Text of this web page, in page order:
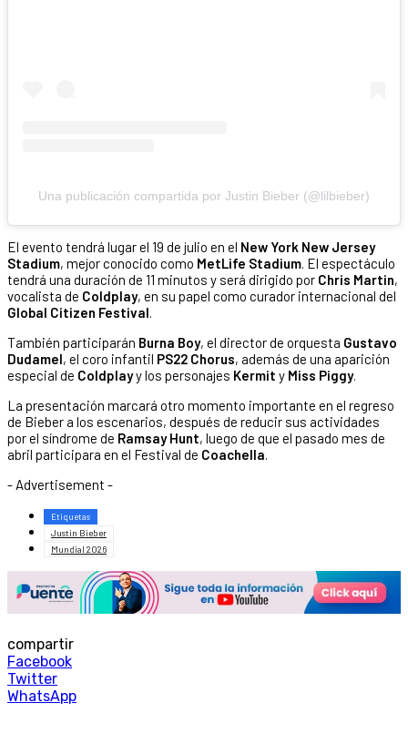
Una publicación compartida por Justin Bieber (@lilbieber)
El evento tendrá lugar el 19 de julio en el New York New Jersey
Stadium, mejor conocido como MetLife Stadium. El espectáculo
tendrá una duración de 11 minutos y será dirigido por Chris Martin,
vocalista de Coldplay, en su papel como curador internacional del
Global Citizen Festival.
También participarán Burna Boy, el director de orquesta Gustavo
Dudamel, el coro infantil PS22 Chorus, además de una aparición
especial de Coldplayy los personajes Kermit y Miss Piggy.
La presentación marcará otro momento importante en el regreso
de Bieber a los escenarios, después de reducir sus actividades
por el síndrome de Ramsay Hunt, luego de que el pasado mes de
abril participara en el Festival de Coachella.
- Advertisement -
Etiquetas
Justin Bieber
Mundial 2026
compartir
Facebook
Twitter
WhatsApp